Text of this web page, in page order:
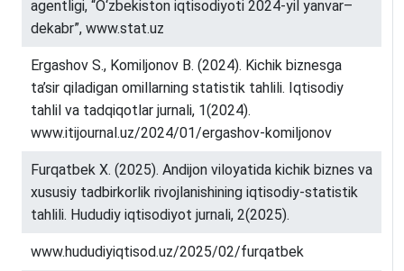
agentligi, “O‘zbekiston iqtisodiyoti 2024-yil yanvar–
dekabr”, www.stat.uz
Ergashov S., Komiljonov B. (2024). Kichik biznesga
ta’sir qiladigan omillarning statistik tahlili. Iqtisodiy
tahlil va tadqiqotlar jurnali, 1(2024).
www.itijournal.uz/2024/01/ergashov-komiljonov
Furqatbek X. (2025). Andijon viloyatida kichik biznes va
xususiy tadbirkorlik rivojlanishining iqtisodiy-statistik
tahlili. Hududiy iqtisodiyot jurnali, 2(2025).
www.hududiyiqtisod.uz/2025/02/furqatbek